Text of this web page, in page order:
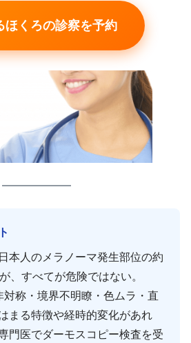
ほくろの診察を予約
本人のメラノーマ発生部位の約
、すべてが危険ではない。
称・境界不明瞭・色ムラ・直
まる特徴や経時的変化があれ
門医でダーモスコピー検査を受